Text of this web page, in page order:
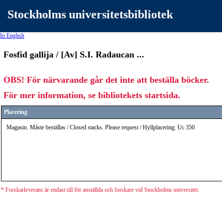
Stockholms universitetsbibliotek
In English
Fosfid gallija / [Av] S.I. Radaucan ...
OBS! För närvarande går det inte att beställa böcker.
För mer information, se bibliotekets startsida.
Placering
Magasin. Måste beställas / Closed stacks. Please request / Hyllplacering: Uc 350
* Forskarleverans är endast till för anställda och forskare vid Stockholms universitet.